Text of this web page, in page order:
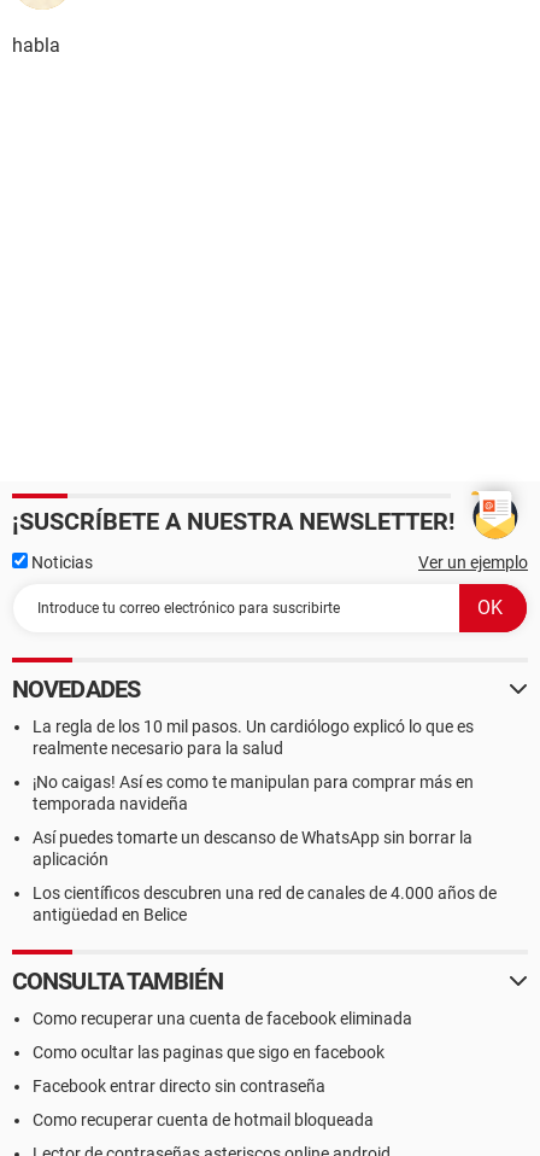
habla
¡SUSCRÍBETE A NUESTRA NEWSLETTER!
Noticias Ver un ejemplo
NOVEDADES
La regla de los 10 mil pasos. Un cardiólogo explicó lo que es
realmente necesario para la salud
¡No caigas! Así es como te manipulan para comprar más en
temporada navideña
Así puedes tomarte un descanso de WhatsApp sin borrar la
aplicación
Los científicos descubren una red de canales de 4.000 años de
antigüedad en Belice
CONSULTA TAMBIÉN
Como recuperar una cuenta de facebook eliminada
Como ocultar las paginas que sigo en facebook
Facebook entrar directo sin contraseña
Como recuperar cuenta de hotmail bloqueada